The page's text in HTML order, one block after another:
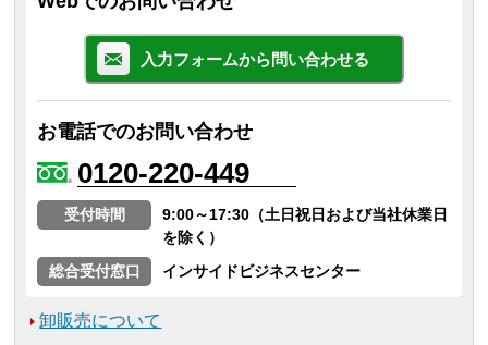
入力フォームから問い合わせる
お電話でのお問い合わせ
0120-220-449
受付時間
9:00～17:30（土日祝日および当社休業日
を除く）
総合受付窓口
インサイドビジネスセンター
卸販売について